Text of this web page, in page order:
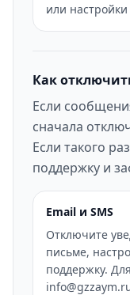
или настройки
Как
Если
сначала
Если такого
поддержку и
Email и SMS
Отключите
письме,
поддержку.